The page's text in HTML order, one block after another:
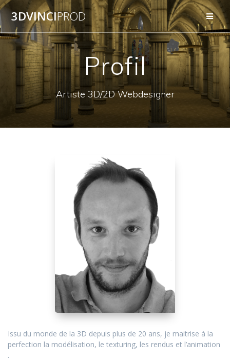
3DVINCIPROD
Profil
Artiste 3D/2D Webdesigner
Issu du monde de la 3D depuis plus de 20 ans, je maitrise à la
perfection la modélisation, le texturing, les rendus et l’animation
.